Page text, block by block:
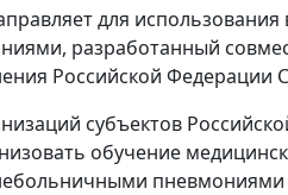
для использования
разработанный
Российской Федерации
субъектов
обучение
пневмониями